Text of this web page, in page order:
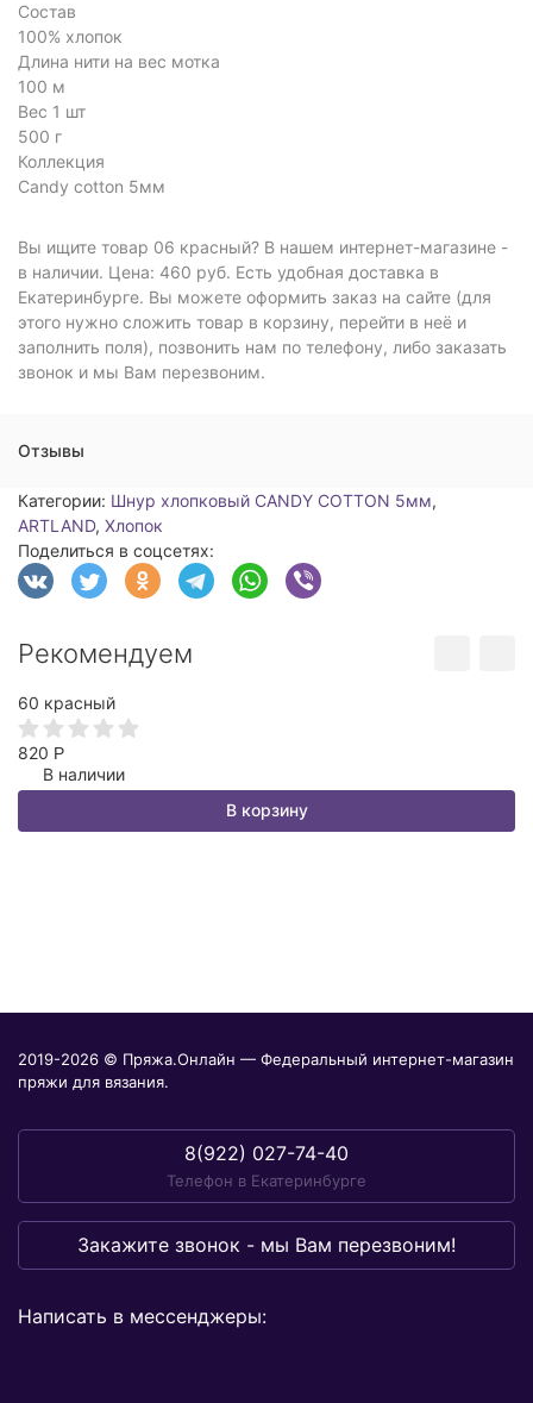
Состав
100% хлопок
Длина нити на вес мотка
100 м
Вес 1 шт
500 г
Коллекция
Candy cotton 5мм
Вы ищите товар 06 красный? В нашем интернет-магазине -
в наличии. Цена: 460 руб. Есть удобная доставка в
Екатеринбурге. Вы можете оформить заказ на сайте (для
этого нужно сложить товар в корзину, перейти в неё и
заполнить поля), позвонить нам по телефону, либо заказать
звонок и мы Вам перезвоним.
Отзывы
Категории: Шнур хлопковый CANDY COTTON 5мм,
ARTLAND, Хлопок
Поделиться в соцсетях:
Рекомендуем
60 красный
820 Р
В наличии
В корзину
2019-2026 © Пряжа.Онлайн — Федеральный интернет-магазин
пряжи для вязания.
8(922) 027-74-40
Телефон в Екатеринбурге
Закажите звонок - мы Вам перезвоним!
Написать в мессенджеры: